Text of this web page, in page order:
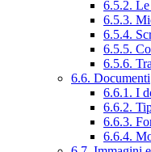
6.5.2.
6.5.3.
6.5.4.
6.5.5.
6.5.6.
6.6. Documenti
6.6.1. I
6.6.2.
6.6.3.
6.6.4.